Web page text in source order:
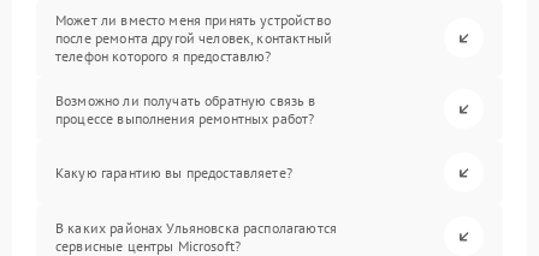
Может ли вместо меня принять устройство
после ремонта другой человек, контактный
телефон которого я предоставлю?
Возможно ли получать обратную связь в
процессе выполнения ремонтных работ?
Какую гарантию вы предоставляете?
В каких районах Ульяновска располагаются
сервисные центры Microsoft?